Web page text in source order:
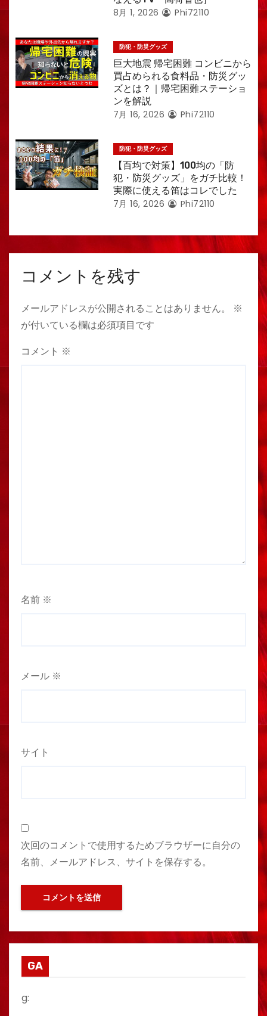
8月 1, 2026 Phi72110
防犯・防災グッズ
巨大地震 帰宅困難 コンビニから
買占められる食料品・防災グッ
ズとは？｜帰宅困難ステーショ
ンを解説
7月 16, 2026 Phi72110
防犯・防災グッズ
【百均で対策】100均の「防
犯・防災グッズ」をガチ比較！
実際に使える笛はコレでした
7月 16, 2026 Phi72110
コメントを残す
メールアドレスが公開されることはありません。
※
が付いている欄は必須項目です
コメント ※
名前 ※
メール ※
サイト
次回のコメントで使用するためブラウザーに自分の
名前、メールアドレス、サイトを保存する。
GA
g: